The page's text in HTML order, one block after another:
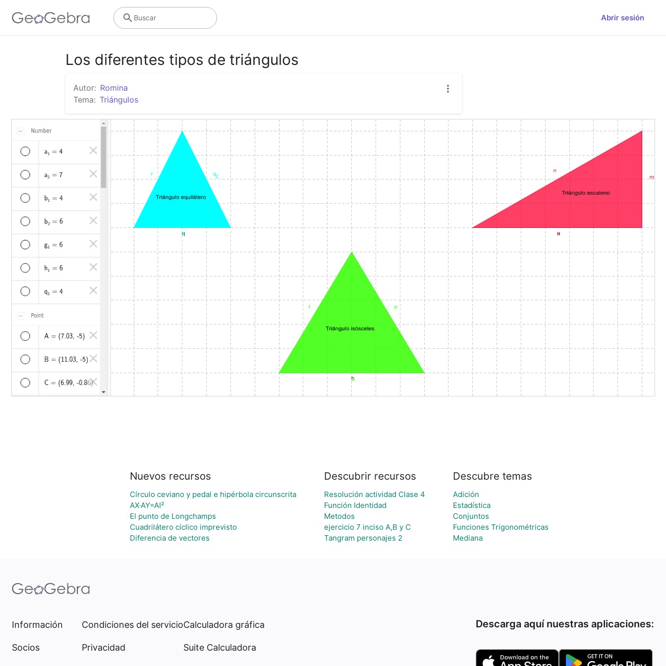
Abrir sesión
Buscar
Los diferentes tipos de triángulos
Autor: Romina
Tema: Triángulos
Nuevos recursos
Círculo ceviano y pedal e hipérbola circunscrita
AX·AY=AI²
El punto de Longchamps
Cuadrilátero cíclico imprevisto
Diferencia de vectores
Descubrir recursos
Resolución actividad Clase 4
Función Identidad
Metodos
ejercicio 7 inciso A,B y C
Tangram personajes 2
Descubre temas
Adición
Estadística
Conjuntos
Funciones Trigonométricas
Mediana
Información
Socios
Condiciones del servicio
Privacidad
Calculadora gráfica
Suite Calculadora
Descarga aquí nuestras aplicaciones: